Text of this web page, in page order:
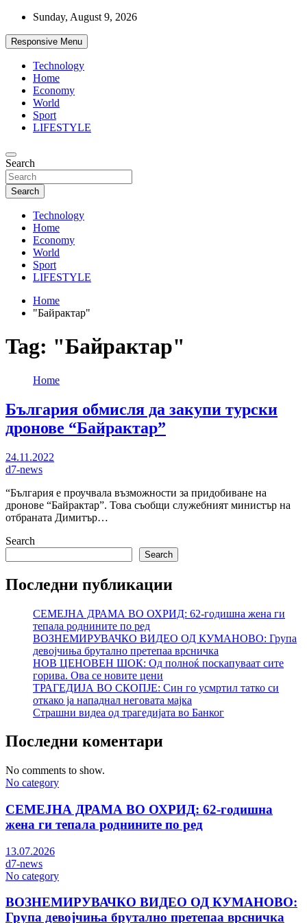
Skip
content
Sunday, August 9, 2026
Responsive Menu
Technology
Home
Economy
World
Sport
LIFESTYLE
d7-news.com
News
Search
Search
Technology
Home
Economy
World
Sport
LIFESTYLE
Home
"Байрактар"
Tag: "Байрактар"
Home
България обмисля да закупи турски
дронове “Байрактар”
24.11.2022
d7-news
“България е проучвала възможности за придобиване на
дронове “Байрактар”. Това съобщи служебният министър на
отбраната Димитър…
Search
Search
Последни публикации
СЕМЕЈНА ДРАМА ВО ОХРИД: 62-годишна жена ги
тепала роднините по ред
ВОЗНЕМИРУВАЧКО ВИДЕО ОД КУМАНОВО: Група
девојчиња брутално претепаа врсничка
НОВ ЦЕНОВЕН ШОК: Од полноќ поскапуваат сите
горива. Ова се новите цени
ТРАГЕДИЈА ВО СКОПЈЕ: Син го усмртил татко си
откако ја нападнал неговата мајка
Страшни видеа од трагедијата во Банког
Последни коментари
No comments to show.
No category
СЕМЕЈНА ДРАМА ВО ОХРИД: 62-годишна
жена ги тепала роднините по ред
13.07.2026
d7-news
No category
ВОЗНЕМИРУВАЧКО ВИДЕО ОД КУМАНОВО:
Група девојчиња брутално претепаа врсничка